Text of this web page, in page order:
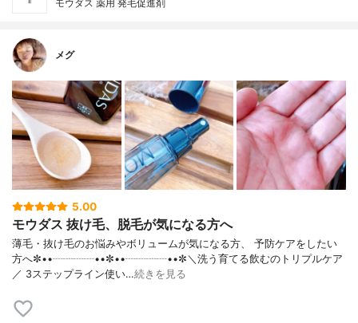
モウダス 薬用 発毛促進剤
メグ
5.00
モウダス 抜け毛、脱毛が気になる方へ
薄毛・抜け毛のお悩みやボリュームが気になる方、 予防ケアをしたい
方へ✼••┈┈┈┈••✼••┈┈┈┈••✼＼洗う育てる飲むのトリプルケア
／ 3ステップライン使い…続きを見る